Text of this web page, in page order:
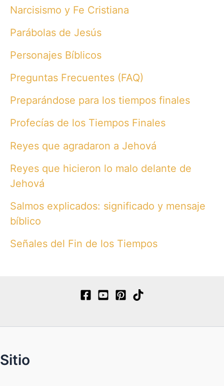
Narcisismo y Fe Cristiana
Parábolas de Jesús
Personajes Bíblicos
Preguntas Frecuentes (FAQ)
Preparándose para los tiempos finales
Profecías de los Tiempos Finales
Reyes que agradaron a Jehová
Reyes que hicieron lo malo delante de
Jehová
Salmos explicados: significado y mensaje
bíblico
Señales del Fin de los Tiempos
Sitio